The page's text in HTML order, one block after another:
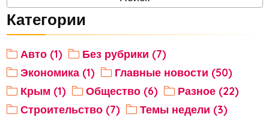
Категории
Авто (1)
Без рубрики (7)
Экономика (1)
Главные новости (50)
Крым (1)
Общество (6)
Разное (22)
Строительство (7)
Темы недели (3)